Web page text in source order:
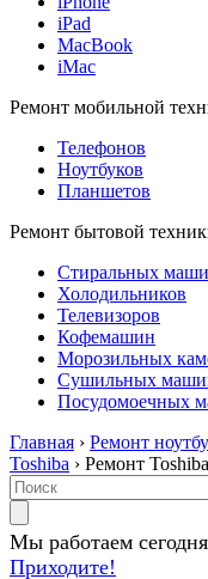
iPad
MacBook
iMac
Ремонт мобильной
Телефонов
Ноутбуков
Планшетов
Ремонт бытовой
Стиральных
Холодильников
Телевизоров
Кофемашин
Морозильных
Сушильных
Посудомоечных
Главная › Ремонт
Toshiba › Ремонт
Мы работаем
Приходите!